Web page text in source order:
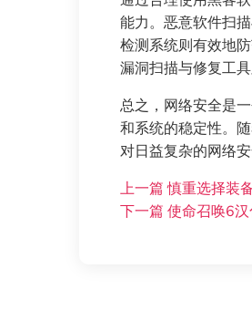
能力。恶意软件扫
检测系统则有效地
漏洞扫描与修复工
总之，网络安全是
和系统的稳定性。
对日益复杂的网络安
上一篇 慎重选择装
下一篇 使命召唤6